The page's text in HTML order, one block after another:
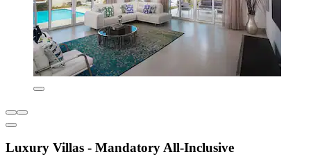
Luxury Villas - Mandatory All-Inclusive